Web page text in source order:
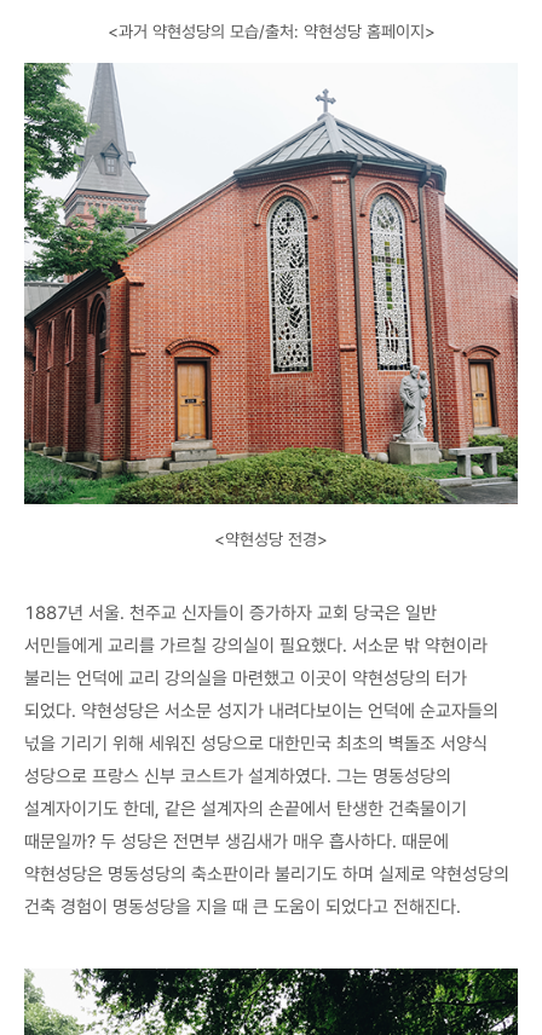
<과거 약현성당의 모습/출처: 약현성당 홈페이지>
<약현성당 전경>
1887년 서울. 천주교 신자들이 증가하자 교회 당국은 일반
서민들에게 교리를 가르칠 강의실이 필요했다. 서소문 밖 약현이라
불리는 언덕에 교리 강의실을 마련했고 이곳이 약현성당의 터가
되었다. 약현성당은 서소문 성지가 내려다보이는 언덕에 순교자들의
넋을 기리기 위해 세워진 성당으로 대한민국 최초의 벽돌조 서양식
성당으로 프랑스 신부 코스트가 설계하였다. 그는 명동성당의
설계자이기도 한데, 같은 설계자의 손끝에서 탄생한 건축물이기
때문일까? 두 성당은 전면부 생김새가 매우 흡사하다. 때문에
약현성당은 명동성당의 축소판이라 불리기도 하며 실제로 약현성당의
건축 경험이 명동성당을 지을 때 큰 도움이 되었다고 전해진다.